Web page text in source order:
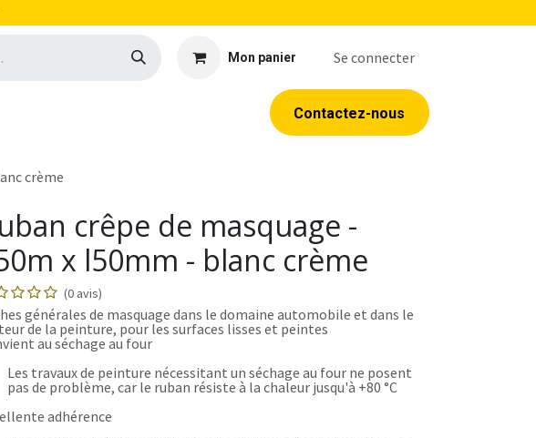
Mon panier Se connecter
Outillage Formations
Contacte​​​​z​​​​​​​​-​​nous
crème
crêpe de masquage -
x l50mm - blanc crème
(0 avis)
générales de masquage dans le domaine automobile et dans le
de la peinture, pour les surfaces lisses et peintes
au séchage au four
Les travaux de peinture nécessitant un séchage au four ne posent
pas de problème, car le ruban résiste à la chaleur jusqu'à +80 °C
adhérence